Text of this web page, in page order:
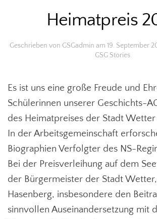
Heimatpreis
Geschrieben von GSGadmin am 19. September
GSG Stories.
Es ist uns eine große Freude und
Schülerinnen unserer Geschichts-
des Heimatpreises der Stadt
In der Arbeitsgemeinschaft
Biographien Verfolgter des NS-
Bei der Preisverleihung auf dem
der Bürgermeister der Stadt
Hasenberg, insbesondere den
sinnvollen Auseinandersetzung mit